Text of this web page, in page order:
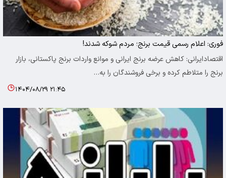
فوری: اعلام رسمی قیمت برنج؛ مردم شوکه شدند!
اقتصادایرانی: کاهش عرضه برنج ایرانی و موانع واردات برنج پاکستانی، بازار
برنج را متلاطم کرده و برخی فروشندگان را به…
۱۴۰۴/۰۸/۲۹ ۲۱:۴۵